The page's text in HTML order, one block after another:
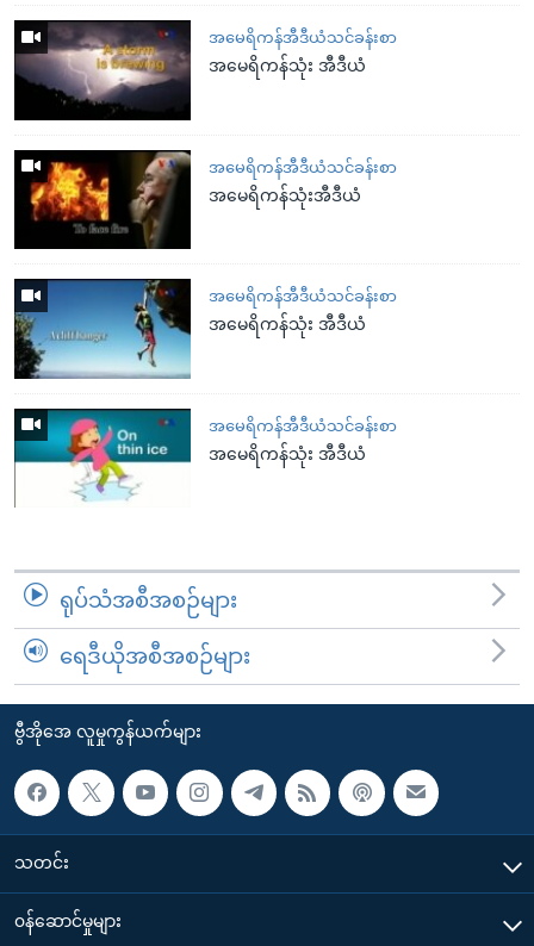
အမေရိကန်အီဒီယံသင်ခန်းစာ
အမေရိကန်သုံး အီဒီယံ
အမေရိကန်အီဒီယံသင်ခန်းစာ
အမေရိကန်သုံးအီဒီယံ
အမေရိကန်အီဒီယံသင်ခန်းစာ
အမေရိကန်သုံး အီဒီယံ
အမေရိကန်အီဒီယံသင်ခန်းစာ
အမေရိကန်သုံး အီဒီယံ
ရုပ်သံအစီအစဉ်များ
ရေဒီယိုအစီအစဉ်များ
ဗွီအိုအေ လူမှုကွန်ယက်များ
သတင်း
၀န်ဆောင်မှုများ